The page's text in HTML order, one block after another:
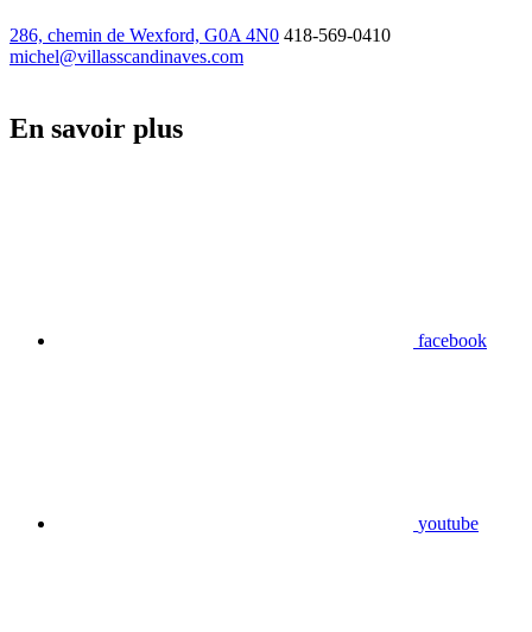
286, chemin de Wexford, G0A 4N0 418-569-0410
michel@villasscandinaves.com
En savoir plus
facebook
youtube